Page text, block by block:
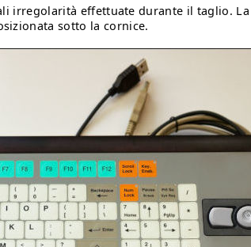
irregolarità effettuate durante il taglio.
sotto la cornice.